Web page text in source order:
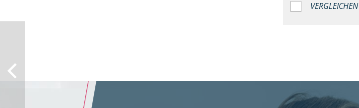
VERGLEICHEN